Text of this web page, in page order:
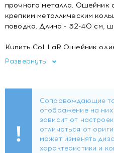
прочного металла. Ошейник
крепким металлическим
поводка. Длина - 32-40 см,
Купить CoLLaR Ошейник
20мм, длина 32-40см, черный
Отзывы CoLLaR Ошейник
20мм, длина 32-40см,
Развернуть